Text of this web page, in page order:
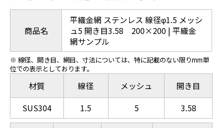
商品名
平織金網 ステンレス 線径φ1.5 メッシ
ュ5 開き目3.58 200×200 | 平織金
網サンプル
※ 線径、開き目、網目、寸法については、特に記載のない限りmm単
位での表示としております。
材質
SUS304
線径
1.5
メッシュ
5
開き目
3.58